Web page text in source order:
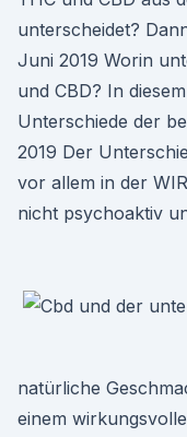
unterscheidet?
Juni 2019 Worin
und CBD? In
Unterschiede der
2019 Der
vor allem in der
nicht psychoaktiv
natürliche
einem